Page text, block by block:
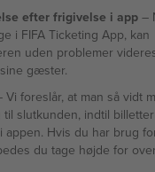
efter frigivelse i app –
i FIFA Ticketing App, kan
uden problemer
gæster.
Vi foreslår, at man så vidt
til slutkunden, indtil
Hvis du har brug
du tage højde for